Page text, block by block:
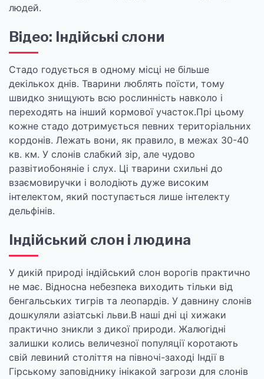
людей.
Відео: Індійські слони
Стадо годується в одному місці не більше
декількох днів. Тварини люблять поїсти, тому
швидко знищують всю рослинність навколо і
переходять на інший кормової участок.Прі цьому
кожне стадо дотримується певних територіальних
кордонів. Лежать вони, як правило, в межах 30-40
кв. км. У слонів слабкий зір, але чудово
развітиобоняніе і слух. Ці тварини схильні до
взаємовиручки і володіють дуже високим
інтелектом, який поступається лише інтелекту
дельфінів.
Індійський слон і людина
У дикій природі індійський слон ворогів практично
не має. Відносна небезпека виходить тільки від
бенгальських тигрів та леопардів. У давнину слонів
дошкуляли азіатські льви.В наші дні ці хижаки
практично зникли з дикої природи. Жалюгідні
залишки колись величезної популяції коротають
свій левиний століття на півночі-заході Індії в
Гірському заповіднику інікакой загрози для слонів